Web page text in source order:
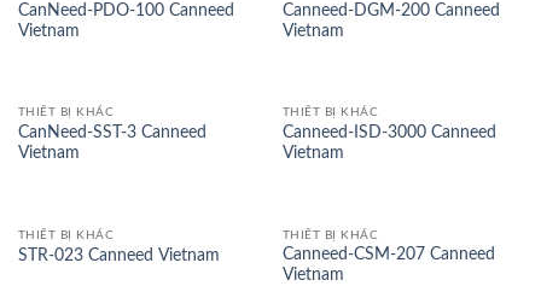
CanNeed-PDO-100 Canneed
Vietnam
Canneed-DGM-200 Canneed
Vietnam
THIẾT BỊ KHÁC
CanNeed-SST-3 Canneed
Vietnam
THIẾT BỊ KHÁC
Canneed-ISD-3000 Canneed
Vietnam
THIẾT BỊ KHÁC
STR-023 Canneed Vietnam
THIẾT BỊ KHÁC
Canneed-CSM-207 Canneed
Vietnam